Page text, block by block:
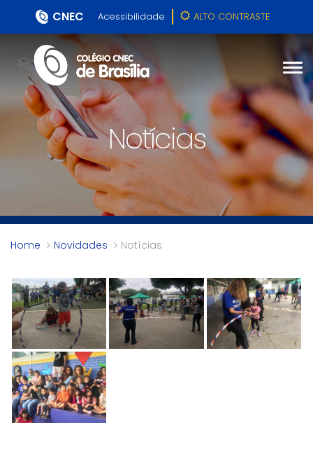
CNEC Acessibilidade ALTO CONTRASTE
Notícias
Home Novidades Notícias